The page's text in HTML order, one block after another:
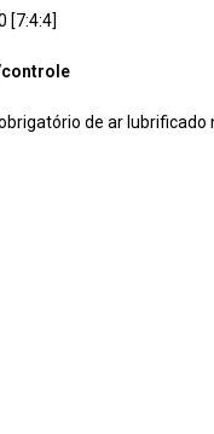
[7:4:4]
controle
de ar lubrificado